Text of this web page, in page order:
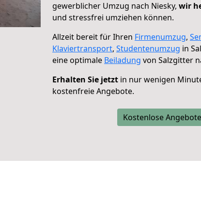
gewerblicher Umzug nach Niesky, wir
und stressfrei umziehen können.
Allzeit bereit für Ihren Firmenumzug,
Klaviertransport, Studentenumzug in
eine optimale Beiladung von Salzgitter
Erhalten Sie jetzt in nur wenigen
kostenfreie Angebote.
Kostenlose